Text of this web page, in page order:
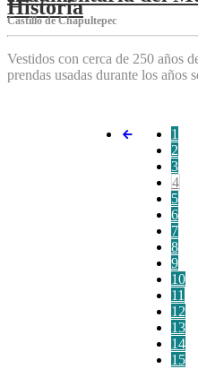
Historia
Castillo de Chapultepec
Vestidos con cerca de 250 años
prendas usadas durante los años
1
2
3
4
5
6
7
8
9
10
11
12
13
14
15